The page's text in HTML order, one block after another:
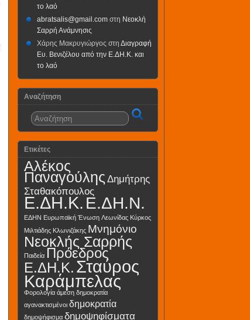
το λαό
abratsalis@gmail.com στη Νεοκλή
Σαρρή Ανάμνησις
Χάρης Μακρυγιώργος στη Διαγραφή
Ευ. Βενιζέλου από την Ε.ΔΗ.Κ. και
το λαό
Αναζήτηση
Ετικέτες
Αλέκος
Παναγούλης Δημήτρης
Σταθακόπουλος
Ε.ΔΗ.Κ. Ε.ΔΗ.Ν.
ΕΔΗΝ Ευρωπαϊκή Ένωση Λεωνίδας Κύρκος
Μιλτιάδης Κλωνιζάκης Μνημόνιο
Νεοκλής Σαρρής
Παιδεία Πρόεδρος
Ε.ΔΗ.Κ. Σταύρος
Καράμπελας
Φορολογία άμεση δημοκρατία
αγανακτισμένοι δημοκρατία
δημοψήφισμα δημοψηφίσματα